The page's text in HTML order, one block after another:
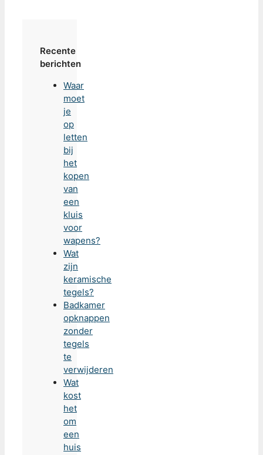
Recente
berichten
Waar
moet
je
op
letten
bij
het
kopen
van
een
kluis
voor
wapens?
Wat
zijn
keramische
tegels?
Badkamer
opknappen
zonder
tegels
te
verwijderen
Wat
kost
het
om
een
huis